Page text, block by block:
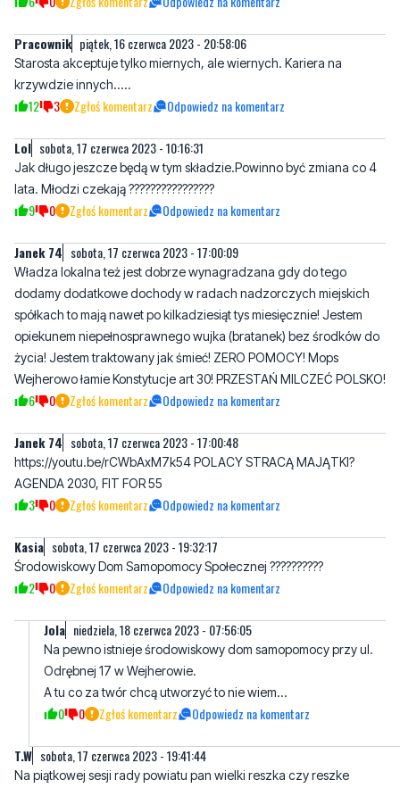
12 3 Zgłoś komentarz Odpowiedz na komentarz
Lol sobota, 17 czerwca 2023 - 10:16:31
Jak długo jeszcze będą w tym składzie.Powinno być zmiana co 4
9 0 Zgłoś komentarz Odpowiedz na komentarz
Janek 74 sobota, 17 czerwca 2023 - 17:00:09
Władza lokalna też jest dobrze wynagradzana gdy do tego
spółkach to mają nawet po kilkadziesiąt tys miesięcznie! Jestem
opiekunem niepełnosprawnego wujka (bratanek) bez środków do
życia! Jestem traktowany jak śmieć! ZERO POMOCY! Mops
Wejherowo łamie Konstytucje art 30! PRZESTAŃ MILCZEĆ POLSKO!
6 0 Zgłoś komentarz Odpowiedz na komentarz
Janek 74 sobota, 17 czerwca 2023 - 17:00:48
https://youtu.be/rCWbAxM7k54 POLACY STRACĄ MAJĄTKI?
3 0 Zgłoś komentarz Odpowiedz na komentarz
Kasia sobota, 17 czerwca 2023 - 19:32:17
Środowiskowy Dom Samopomocy Społecznej ??????????
Jola niedziela, 18 czerwca 2023 - 07:56:05
Na pewno istnieje środowiskowy dom samopomocy przy ul.
A tu co za twór chcą utworzyć to nie wiem...
0 0 Zgłoś komentarz Odpowiedz na komentarz
sobota, 17 czerwca 2023 - 19:41:44
Na piątkowej sesji rady powiatu pan wielki reszka czy reszke
jakaś dyskusja. Serio ? Za to bierzecie gruby hajs, żeby jeszcze
narzekać, że za długo siedzicie, ludzie wstydzę się że tacy radni